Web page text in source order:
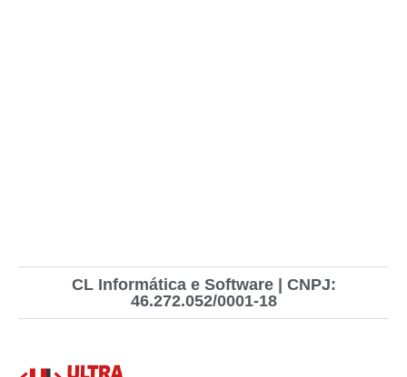
CL Informática e Software | CNPJ:
46.272.052/0001-18